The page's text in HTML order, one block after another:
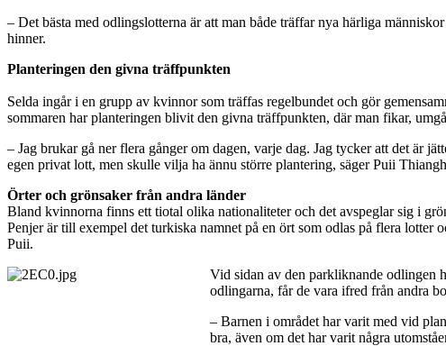
– Det bästa med odlingslotterna är att man både träffar nya härliga
hinner.
Planteringen den givna träffpunkten
Selda ingår i en grupp av kvinnor som träffas regelbundet och gör
sommaren har planteringen blivit den givna träffpunkten, där man fikar,
– Jag brukar gå ner flera gånger om dagen, varje dag. Jag tycker att det är
egen privat lott, men skulle vilja ha ännu större plantering, säger Puii
Örter och grönsaker från andra länder
Bland kvinnorna finns ett tiotal olika nationaliteter och det avspeglar sig i
Penjer är till exempel det turkiska namnet på en ört som odlas på flera
Puii.
Vid sidan av den parkliknande odlingen
odlingarna, får de vara ifred från andra
– Barnen i området har varit med vid
bra, även om det har varit några